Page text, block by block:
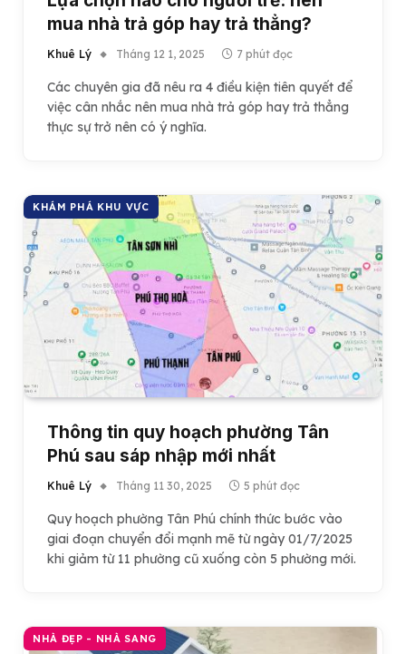
mua nhà trả góp hay trả thẳng?
Khuê Lý Tháng 12 1, 2025 7 phút đọc
Các chuyên gia đã nêu ra 4 điều kiện tiên quyết để
việc cân nhắc nên mua nhà trả góp hay trả thẳng
thực sự trở nên có ý nghĩa.
KHÁM PHÁ KHU VỰC
Thông tin quy hoạch phường Tân
Phú sau sáp nhập mới nhất
Khuê Lý Tháng 11 30, 2025 5 phút đọc
Quy hoạch phường Tân Phú chính thức bước vào
giai đoạn chuyển đổi mạnh mẽ từ ngày 01/7/2025
khi giảm từ 11 phường cũ xuống còn 5 phường mới.
NHÀ ĐẸP - NHÀ SANG